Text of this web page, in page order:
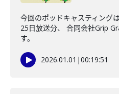
今回のポッドキャスティング
25日放送分、 合同会社Grip
す。
2026.01.01 |00:19:51